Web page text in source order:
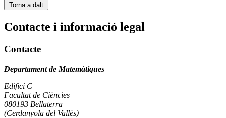
Torna a dalt
Contacte i informació legal
Contacte
Departament de Matemàtiques
Edifici C
Facultat de Ciències
080193 Bellaterra
(Cerdanyola del Vallès)